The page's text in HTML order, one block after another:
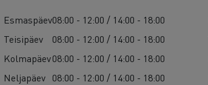
Esmaspäev08:00 - 12:00 / 14:00 - 18:00
Teisipäev
08:00 - 12:00 / 14:00 - 18:00
Kolmapäev08:00 - 12:00 / 14:00 - 18:00
Neljapäev 08:00 - 12:00 / 14:00 - 18:00